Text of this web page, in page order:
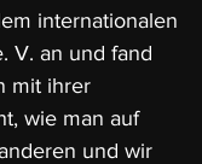
internationalen
V. an und fand
mit ihrer
wie man auf
und wir